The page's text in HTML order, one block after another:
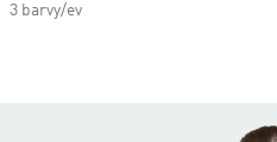
3 barvy/ev